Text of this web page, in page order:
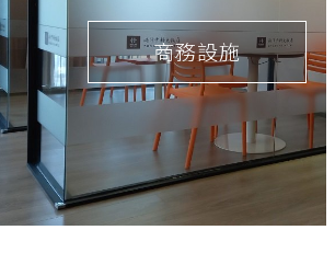
商務設施